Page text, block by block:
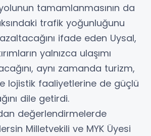
tamamlanmasının da
trafik yoğunluğunu
ifade eden Uysal,
yalnızca ulaşımı
aynı zamanda turizm,
lojistik faaliyetlerine de güçlü
dile getirdi.
değerlendirmelerde
Milletvekili ve MYK Üyesi